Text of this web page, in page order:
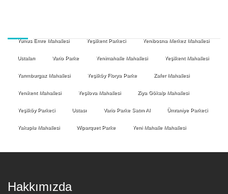
Yunus Emre Mahallesi Yeşilkent Parkeci Yenibosna Merkez Mahallesi
Ustaları Vario Parke Yenimahalle Mahallesi Yeşilkent Mahallesi
Yarımburgaz Mahallesi Yeşilköy Florya Parke Zafer Mahallesi
Yenikent Mahallesi Yeşilova Mahallesi Ziya Gökalp Mahallesi
Yeşilköy Parkeci Ustası Vario Parke Satın Al Ümraniye Parkeci
Yakuplu Mahallesi Wiparquet Parke Yeni Mahalle Mahallesi
Hakkımızda